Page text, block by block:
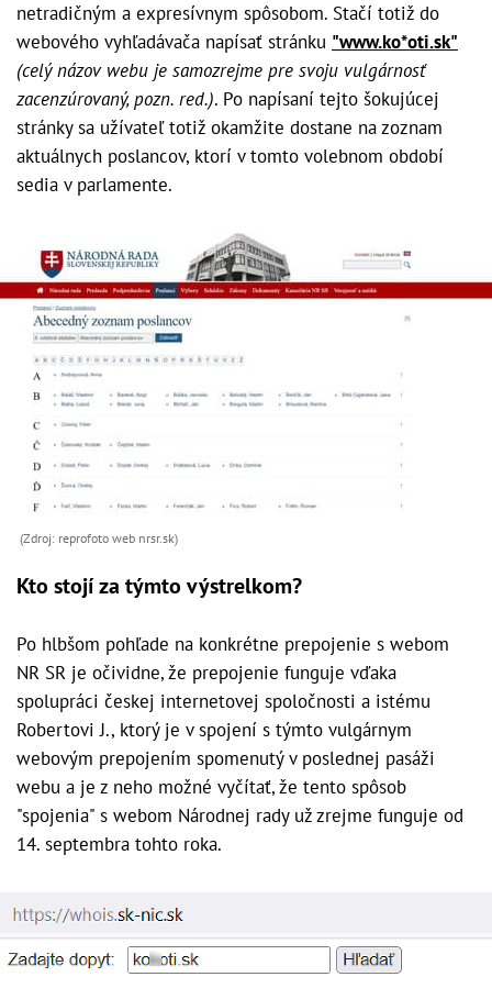
netradičným a expresívnym spôsobom. Stačí totiž do
webového vyhľadávača napísať stránku "www.ko*oti.sk"
(celý názov webu je samozrejme pre svoju vulgárnosť
zacenzúrovaný, pozn. red.). Po napísaní tejto šokujúcej
stránky sa užívateľ totiž okamžite dostane na zoznam
aktuálnych poslancov, ktorí v tomto volebnom období
sedia v parlamente.
(Zdroj: reprofoto web nrsr.sk)
Kto stojí za týmto výstrelkom?
Po hlbšom pohľade na konkrétne prepojenie s webom
NR SR je očividne, že prepojenie funguje vďaka
spolupráci českej internetovej spoločnosti a istému
Robertovi J., ktorý je v spojení s týmto vulgárnym
webovým prepojením spomenutý v poslednej pasáži
webu a je z neho možné vyčítať, že tento spôsob
"spojenia" s webom Národnej rady už zrejme funguje od
14. septembra tohto roka.